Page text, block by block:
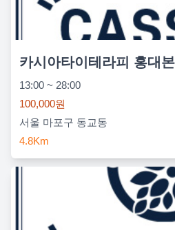
카시아타이테라피 홍대
13:00 ~ 28:00
100,000원
서울 마포구 동교동
4.8Km